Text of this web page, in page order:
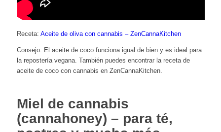
Receta: Aceite de oliva con cannabis – ZenCannaKitchen
Consejo: El aceite de coco funciona igual de bien y es ideal para
la repostería vegana. También puedes encontrar la receta de
aceite de coco con cannabis en ZenCannaKitchen.
Miel de cannabis
(cannahoney) – para té,